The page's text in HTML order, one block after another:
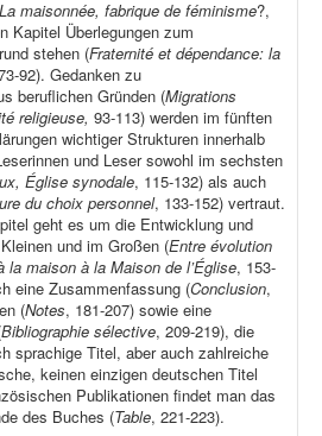
La maisonnée, fabrique de féminisme?,
Kapitel Überlegungen zum
stehen (Fraternité et dépendance: la
92). Gedanken zu
beruflichen Gründen (Migrations
religieuse, 93-113) werden im fünften
wichtiger Strukturen innerhalb
und Leser sowohl im sechsten
Église synodale, 115-132) als auch
du choix personnel, 133-152) vertraut.
geht es um die Entwicklung und
und im Großen (Entre évolution
la maison à la Maison de l’Église, 153-
eine Zusammenfassung (Conclusion,
(Notes, 181-207) sowie eine
Bibliographie sélective, 209-219), die
sprachige Titel, aber auch zahlreiche
keinen einzigen deutschen Titel
Publikationen findet man das
des Buches (Table, 221-223).